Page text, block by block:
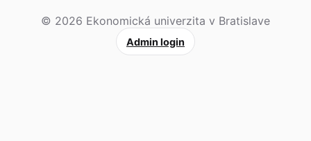
© 2026 Ekonomická univerzita v Bratislave
Admin login